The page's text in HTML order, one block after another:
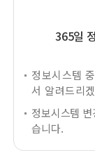
365일
정보시스템
서 알려드리
정보시스템
습니다.